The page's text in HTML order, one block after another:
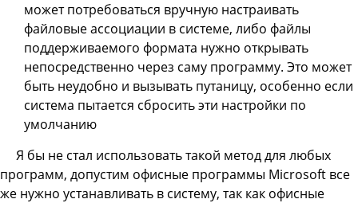
может потребоваться вручную настраивать
файловые ассоциации в системе, либо файлы
поддерживаемого формата нужно открывать
непосредственно через саму программу. Это может
быть неудобно и вызывать путаницу, особенно если
система пытается сбросить эти настройки по
умолчанию
Я бы не стал использовать такой метод для любых
программ, допустим офисные программы Microsoft все
же нужно устанавливать в систему, так как офисные